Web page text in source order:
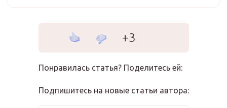
+3
Понравилась статья? Поделитесь ей:
Подпишитесь на новые статьи автора: